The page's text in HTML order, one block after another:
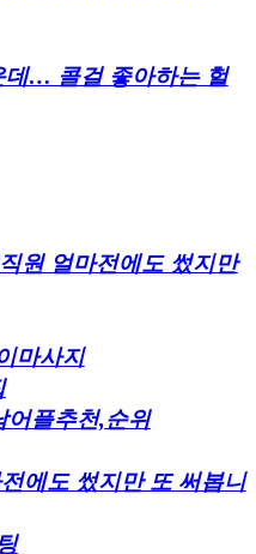
데… 콜걸 좋아하는 헐
원 얼마전에도 썼지만
마사지
어플추천,순위
에도 썼지만 또 써봅니